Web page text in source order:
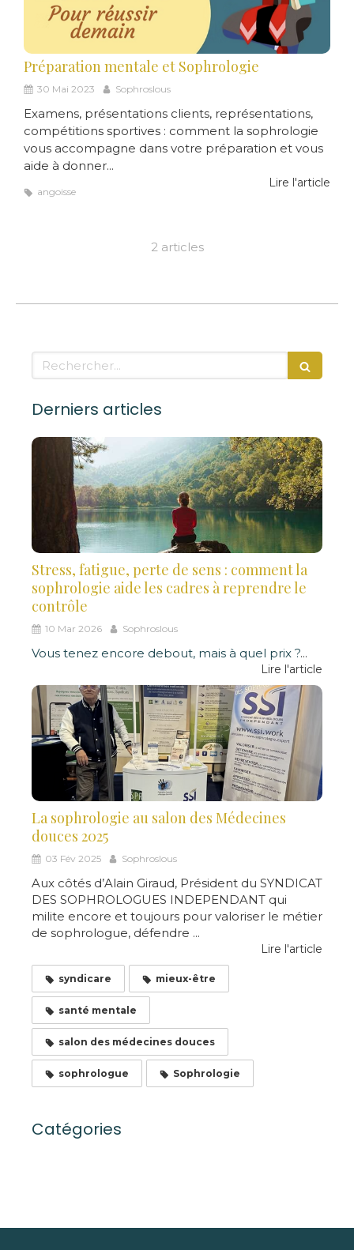
Préparation mentale et Sophrologie
30 Mai 2023 Sophroslous
Examens, présentations clients, représentations,
compétitions sportives : comment la sophrologie
vous accompagne dans votre préparation et vous
aide à donner...
Lire l'article
angoisse
2 articles
Rechercher
Derniers articles
Stress, fatigue, perte de sens : comment la
sophrologie aide les cadres à reprendre le
contrôle
10 Mar 2026 Sophroslous
Vous tenez encore debout, mais à quel prix ?...
Lire l'article
La sophrologie au salon des Médecines
douces 2025
03 Fév 2025 Sophroslous
Aux côtés d’Alain Giraud, Président du SYNDICAT
DES SOPHROLOGUES INDEPENDANT qui
milite encore et toujours pour valoriser le métier
de sophrologue, défendre ...
Lire l'article
syndicare mieux-être
santé mentale
salon des médecines douces
sophrologue Sophrologie
Catégories